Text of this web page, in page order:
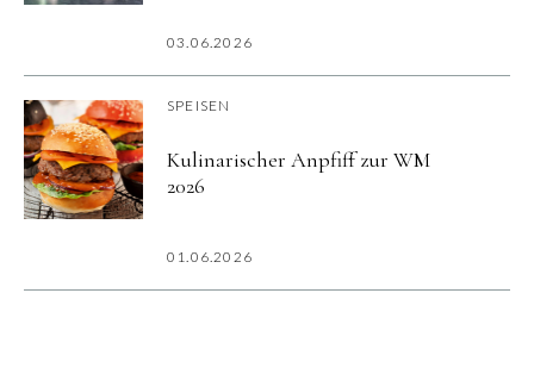
03.06.2026
SPEISEN
Kulinarischer Anpfiff zur WM
2026
01.06.2026